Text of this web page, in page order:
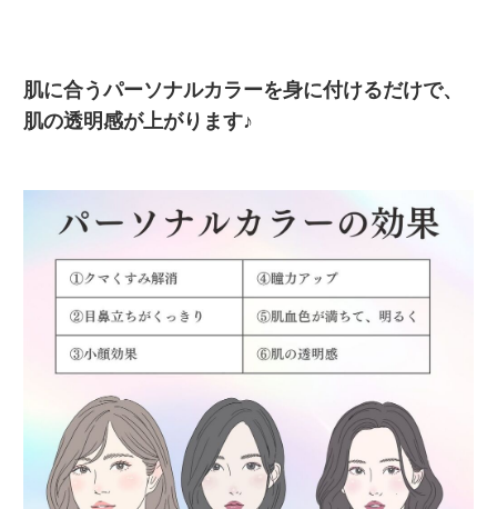
肌に合うパーソナルカラーを身に付けるだけで、
肌の透明感が上がります♪